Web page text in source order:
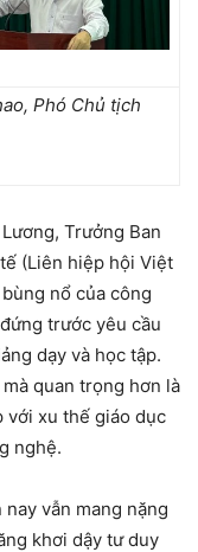
Phó Chủ tịch
Trưởng Ban
(Liên hiệp hội Việt
nổ của công
trước yêu cầu
dạy và học tập.
quan trọng hơn là
với xu thế giáo dục
nghệ.
vẫn mang nặng
khơi dậy tư duy